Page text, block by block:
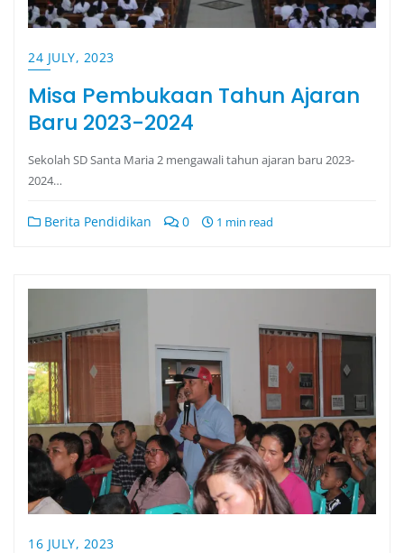
24 JULY, 2023
Misa Pembukaan Tahun Ajaran
Baru 2023-2024
Sekolah SD Santa Maria 2 mengawali tahun ajaran baru 2023-
2024…
Berita Pendidikan 0 1 min read
16 JULY, 2023